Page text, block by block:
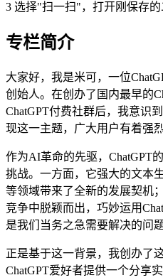
3 选择"扫一扫"，打开刚保存的
专栏简介
大家好，我是米可，一位
创始人。在创办了国内最早的
ChatGPT付费社群后，我意识
现这一主题，广大用户有着强
作为AI革命的先驱，ChatGPT
挑战。一方面，它强大的文本
等领域带来了全新的发展契机
竞争中脱颖而出，巧妙运用
是我们当务之急需要解决的问题
正是基于这一背景，我创办了
ChatGPT爱好者提供一个分享